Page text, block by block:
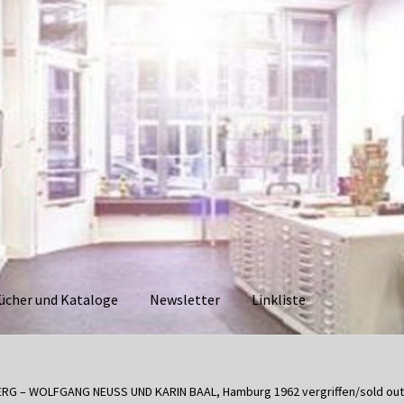
und Kataloge Newsletter Linkliste
– WOLFGANG NEUSS UND KARIN BAAL, Hamburg 1962 vergriffen/sold out